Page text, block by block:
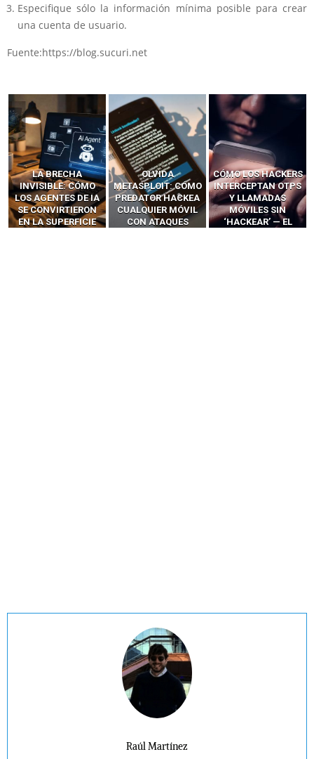
Especifique sólo la información mínima posible para crear
una cuenta de usuario.
Fuente:https://blog.sucuri.net
LA BRECHA
INVISIBLE: CÓMO
LOS AGENTES DE IA
SE CONVIRTIERON
EN LA SUPERFICIE
OLVIDA
METASPLOIT: CÓMO
PREDATOR HACKEA
CUALQUIER MÓVIL
CON ATAQUES
CÓMO LOS HACKERS
INTERCEPTAN OTPS
Y LLAMADAS
MÓVILES SIN
‘HACKEAR’ — EL
Raúl Martínez